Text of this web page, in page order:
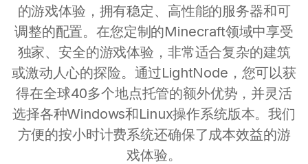
的游戏体验，拥有稳定、高性能的服务器和可
调整的配置。在您定制的Minecraft领域中享受
独家、安全的游戏体验，非常适合复杂的建筑
或激动人心的探险。通过LightNode，您可以获
得在全球40多个地点托管的额外优势，并灵活
选择各种Windows和Linux操作系统版本。我们
方便的按小时计费系统还确保了成本效益的游
戏体验。